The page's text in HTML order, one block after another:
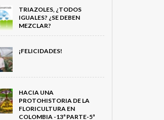
TRIAZOLES, ¿TODOS
IGUALES? ¿SE DEBEN
MEZCLAR?
¡FELICIDADES!
HACIA UNA
PROTOHISTORIA DE LA
FLORICULTURA EN
COLOMBIA -13ª PARTE-5ª